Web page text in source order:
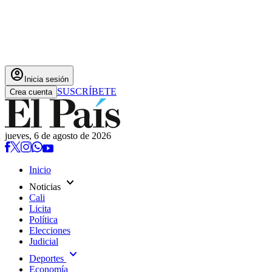
account_circle Inicia sesión
Crea cuenta SUSCRÍBETE
jueves, 6 de agosto de 2026
Inicio
Noticias expand_more
Cali
Licita
Política
Elecciones
Judicial
Deportes expand_more
Economía